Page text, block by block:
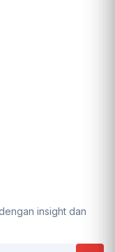
insight dan